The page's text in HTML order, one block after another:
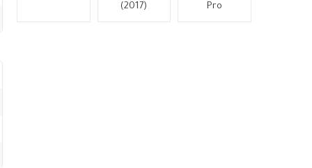
(2017)
Pro